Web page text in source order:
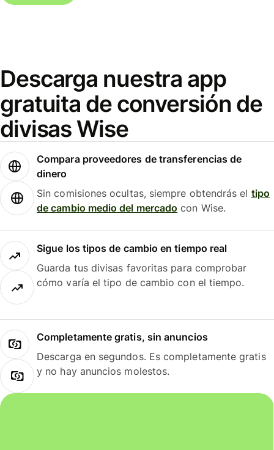
Descarga nuestra app
gratuita de conversión de
divisas Wise
Compara proveedores de transferencias de
dinero
Sin comisiones ocultas, siempre obtendrás el tipo
de cambio medio del mercado con Wise.
Sigue los tipos de cambio en tiempo real
Guarda tus divisas favoritas para comprobar
cómo varía el tipo de cambio con el tiempo.
Completamente gratis, sin anuncios
Descarga en segundos. Es completamente gratis
y no hay anuncios molestos.